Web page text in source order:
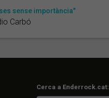
sense importància"
Carbó
Cerca a Enderrock.cat: